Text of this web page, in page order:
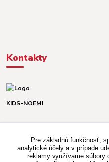
Kontakty
KIDS-NOEMI
(Po-Pia, 8-16 hod.)
Pre základnú funkčnosť,
analytické účely a v prípade
reklamy využívame súbory